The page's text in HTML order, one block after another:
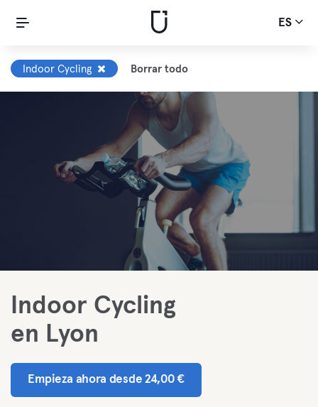
ES
Indoor Cycling Borrar todo
Indoor Cycling
en Lyon
Empieza ahora desde 24,00 €